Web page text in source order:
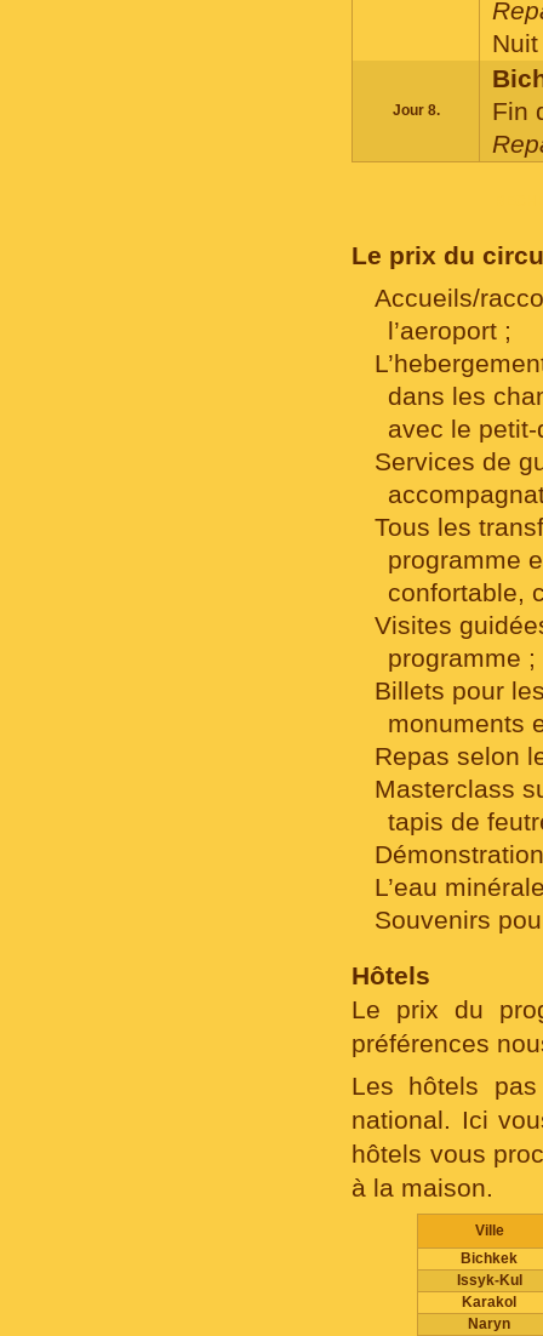
Jour 8.
Fin
Le prix du
Accueils/
l’aeroport ;
dans les
avec le
Services de
Tous les
programme
confortable,
Visites
programme ;
Billets pour
monuments
Repas selon
Masterclass
tapis de
L’eau
Souvenirs
Hôtels
Le prix du
préférences
Les hôtels
national. Ici
hôtels vous
à la maison.
Ville
Bichkek
Issyk-Kul
Karakol
Naryn